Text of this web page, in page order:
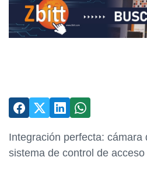
Integración perfecta: cámara
sistema de control de acceso